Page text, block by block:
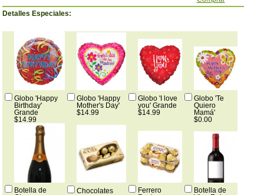
Detalles Especiales:
Globo 'Happy
Birthday'
Grande
$14.99
Globo 'Happy
Mother's Day'
$14.99
Globo 'I love
you' Grande
$14.99
Globo 'Te
Quiero
Mamá'
$0.00
Botella de
Chocolates
Ferrero
Botella de